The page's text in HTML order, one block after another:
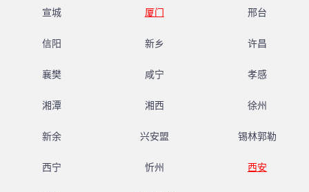
宣城 厦门 邢台
信阳 新乡 许昌
襄樊 咸宁 孝感
湘潭 湘西 徐州
新余 兴安盟 锡林郭勒
西宁 忻州 西安